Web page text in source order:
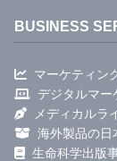
Madison
Shupert、
BUSINESS
マーケティン
デジタルマー
メディカルラ
海外製品の日
生命科学出版